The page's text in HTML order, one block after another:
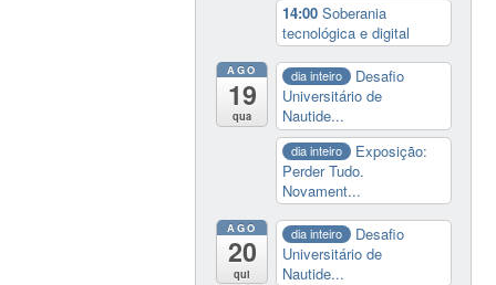
14:00Soberania
tecnológica e digital
AGO
19
qua
dia inteiro
Desafio
Universitário de
Nautide...
dia inteiro
Exposição:
Perder Tudo.
Novament...
AGO
20
qui
dia inteiro
Desafio
Universitário de
Nautide...